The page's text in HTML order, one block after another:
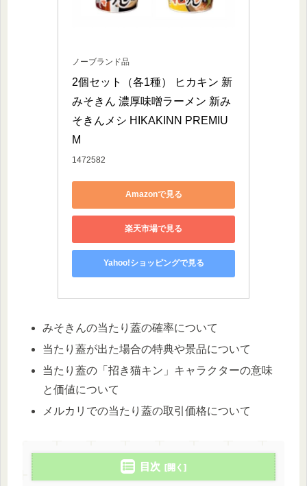
ノーブランド品
2個セット（各1種） ヒカキン 新
みそきん 濃厚味噌ラーメン 新み
そきんメシ HIKAKINN PREMIU
M
1472582
Amazonで見る
楽天市場で見る
Yahoo!ショッピングで見る
みそきんの当たり蓋の確率について
当たり蓋が出た場合の特典や景品について
当たり蓋の「招き猫キン」キャラクターの意味
と価値について
メルカリでの当たり蓋の取引価格について
目次